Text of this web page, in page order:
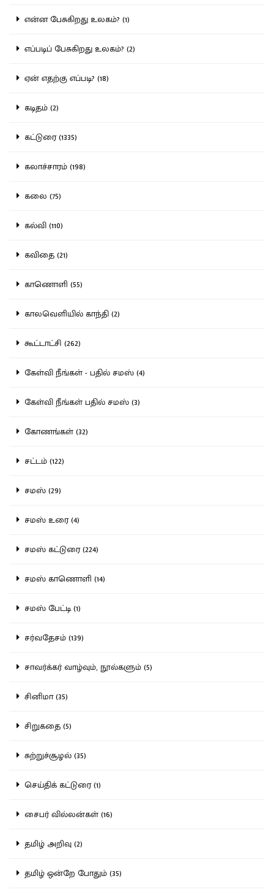
என்ன பேசுகிறது உலகம்? (1)
எப்படிப் பேசுகிறது உலகம்? (2)
ஏன் எதற்கு எப்படி? (18)
கடிதம் (2)
கட்டுரை (1335)
கலாச்சாரம் (198)
கலை (75)
கல்வி (110)
கவிதை (21)
காணொளி (55)
காலவெளியில் காந்தி (2)
கூட்டாட்சி (262)
கேள்வி நீங்கள் - பதில் சமஸ் (4)
கேள்வி நீங்கள் பதில் சமஸ் (3)
கோணங்கள் (32)
சட்டம் (122)
சமஸ் (29)
சமஸ் உரை (4)
சமஸ் கட்டுரை (224)
சமஸ் காணொளி (14)
சமஸ் பேட்டி (1)
சர்வதேசம் (139)
சாவர்க்கர் வாழ்வும், நூல்களும் (5)
சினிமா (35)
சிறுகதை (5)
சுற்றுச்சூழல் (35)
செய்திக் கட்டுரை (1)
சைபர் வில்லன்கள் (16)
தமிழ் அறிவு (2)
தமிழ் ஒன்றே போதும் (35)